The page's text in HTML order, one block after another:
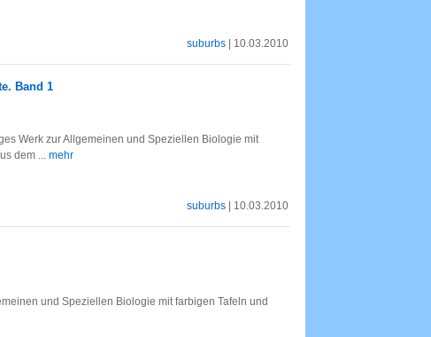
suburbs | 10.03.2010
Band 1
Werk zur Allgemeinen und Speziellen Biologie mit
dem ... mehr
suburbs | 10.03.2010
und Speziellen Biologie mit farbigen Tafeln und